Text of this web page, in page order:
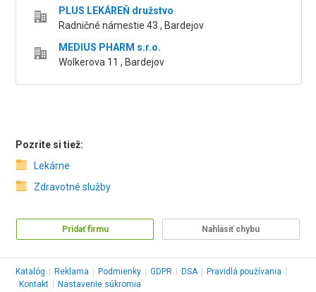
PLUS LEKÁREŇ družstvo
Radničné námestie 43 , Bardejov
MEDIUS PHARM s.r.o.
Wolkerova 11 , Bardejov
Pozrite si tiež:
Lekárne
Zdravotné služby
Pridať firmu Nahlásiť chybu
Katalóg Reklama Podmienky GDPR DSA Pravidlá používania
Kontakt
Nastavenie súkromia